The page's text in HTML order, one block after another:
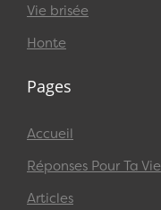
Vie brisée
Honte
Pages
Accueil
Réponses Pour Ta Vie
Articles